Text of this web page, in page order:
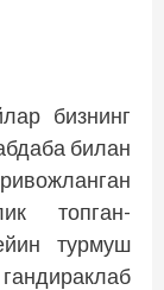
бизнинг
билан
топган-
турмуш